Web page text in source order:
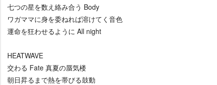
七つの星を数え絡み合う Body
ワガママに身を委ねれば溶けてく音色
運命を狂わせるように All night
HEATWAVE
交わる Fate 真夏の蜃気楼
朝日昇るまで熱を帯びる鼓動